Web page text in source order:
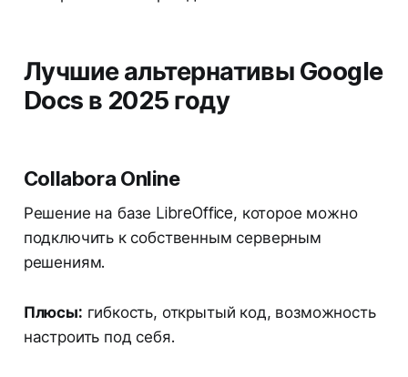
Лучшие альтернативы Google
Docs в 2025 году
Collabora Online
Решение на базе LibreOffice, которое можно
подключить к собственным серверным
решениям.
Плюсы: гибкость, открытый код, возможность
настроить под себя.